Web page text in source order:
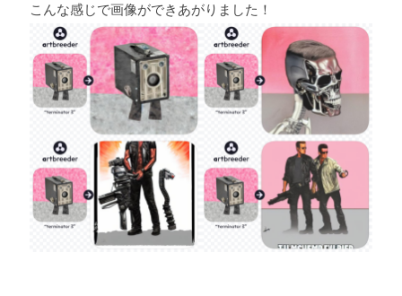
こんな感じで画像ができあがりました！